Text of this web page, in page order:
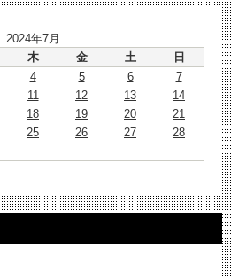
2024年7月
木 金 土
日
4 5 6
7
11 12 13
14
18 19 20
21
25 26 27
28